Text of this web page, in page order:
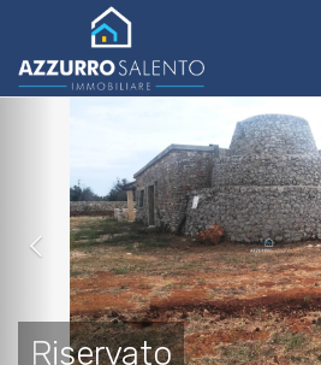
Riservato